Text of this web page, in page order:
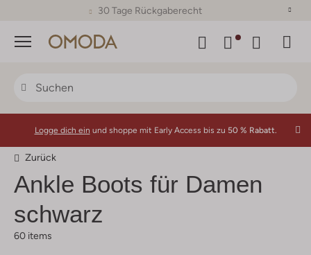
30 Tage Rückgaberecht
Menü
Logge dich ein und shoppe mit Early Access bis zu 50 % Rabatt.
Zurück
Ankle Boots für Damen
schwarz
60 items